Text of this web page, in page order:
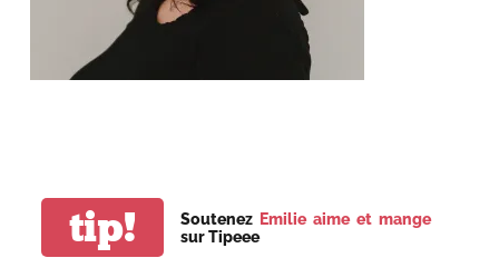
tip! Soutenez Emilie aime et mange
sur Tipeee